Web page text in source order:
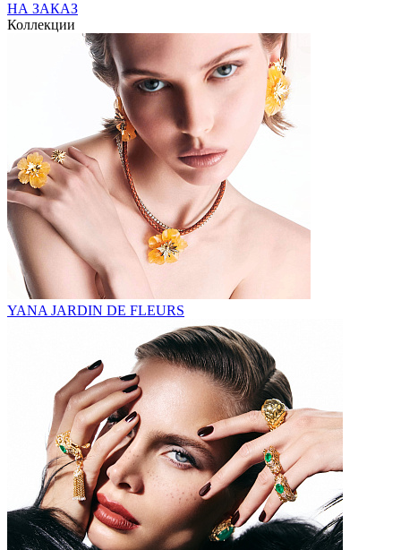
НА ЗАКАЗ
Коллекции
YANA JARDIN DE FLEURS